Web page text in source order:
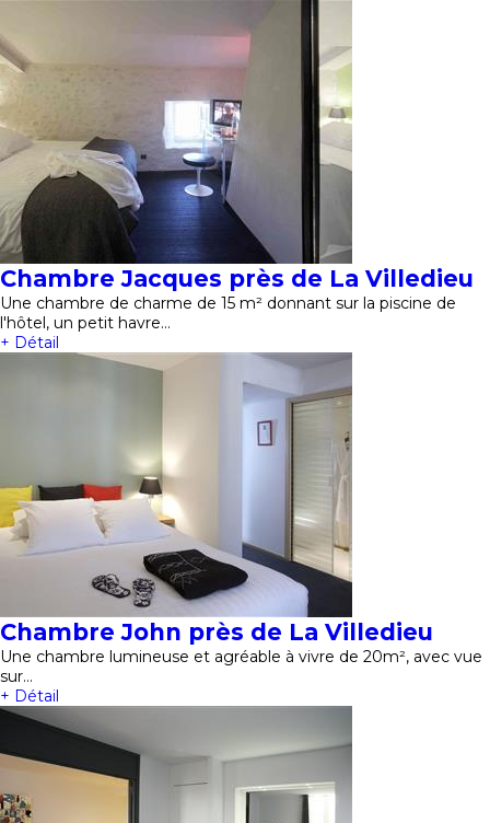
Chambre Jacques près de La Villedieu
Une chambre de charme de 15 m² donnant sur la piscine de
l'hôtel, un petit havre…
+ Détail
Chambre John près de La Villedieu
Une chambre lumineuse et agréable à vivre de 20m², avec vue
sur…
+ Détail